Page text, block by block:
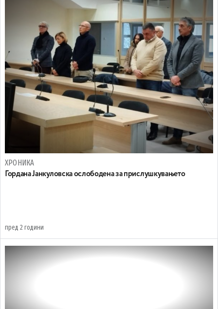
ХРОНИКА
Гордана Јанкуловска ослободена за прислушкувањето
пред 2 години